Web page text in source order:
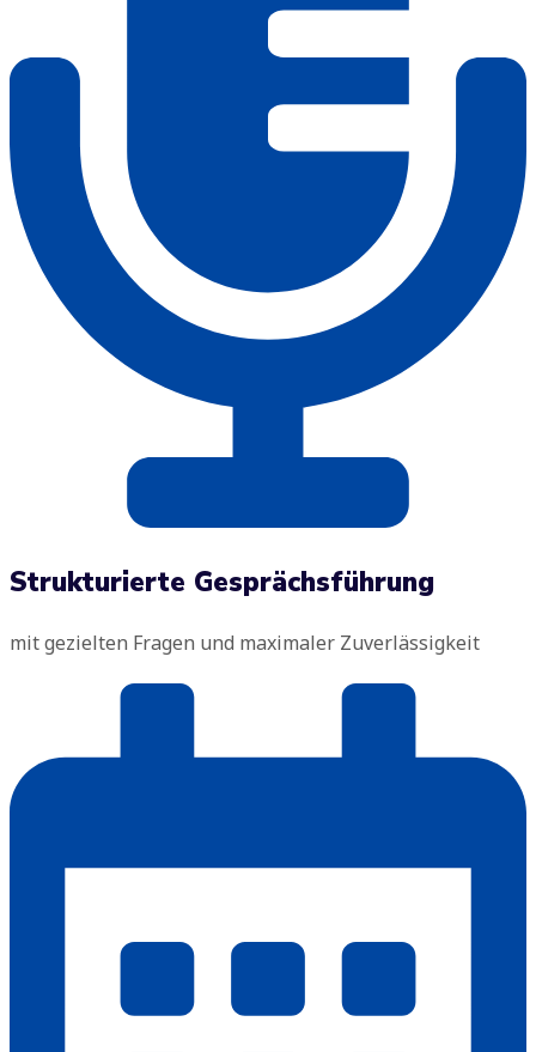
Strukturierte Gesprächsführung
mit gezielten Fragen und maximaler Zuverlässigkeit